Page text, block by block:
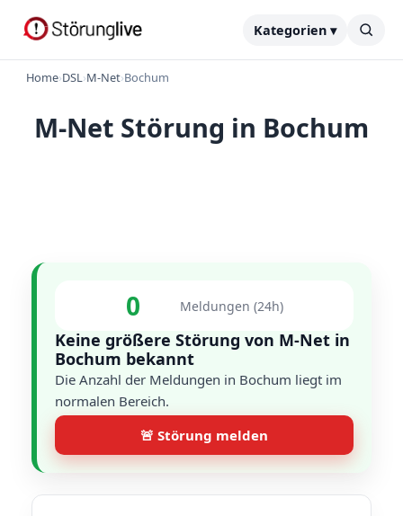
Kategorien ▾
Home›DSL›M-Net›Bochum
M-Net Störung in Bochum
0 Meldungen (24h)
Keine größere Störung von M-Net in
Bochum bekannt
Die Anzahl der Meldungen in Bochum liegt im
normalen Bereich.
🚨 Störung melden